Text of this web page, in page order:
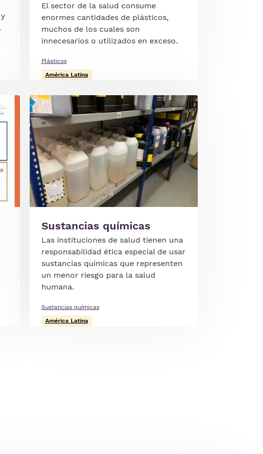
El sector de la salud consume
enormes cantidades de plásticos,
muchos de los cuales son
innecesarios o utilizados en exceso.
Plásticos
América Latina
Sustancias químicas
Las instituciones de salud tienen una
responsabilidad ética especial de usar
sustancias químicas que representen
un menor riesgo para la salud
humana.
Sustancias químicas
América Latina
Imagen